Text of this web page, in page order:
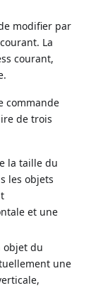
modifier par
La
courant,
commande
de trois
la taille du
les objets
et une
objet du
une